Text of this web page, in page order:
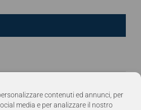
contenuti ed annunci, per
media e per analizzare il nostro